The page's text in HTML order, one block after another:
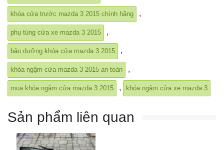
khóa cửa trước mazda 3 2015 chính hãng ,
phụ tùng cửa xe mazda 3 2015 ,
bảo dưỡng khóa cửa mazda 3 2015 ,
khóa ngậm cửa mazda 3 2015 an toàn ,
mua khóa ngậm cửa mazda 3 2015 , khóa ngậm cửa xe mazda 3
Sản phẩm liên quan